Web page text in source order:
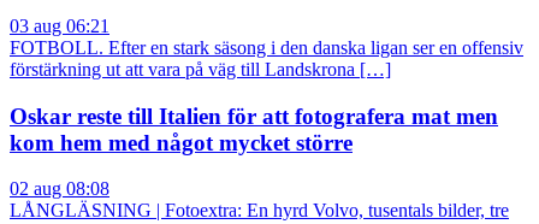
03 aug 06:21
FOTBOLL. Efter en stark säsong i den danska ligan ser en offensiv
förstärkning ut att vara på väg till Landskrona […]
Oskar reste till Italien för att fotografera mat men
kom hem med något mycket större
02 aug 08:08
LÅNGLÄSNING | Fotoextra: En hyrd Volvo, tusentals bilder, tre